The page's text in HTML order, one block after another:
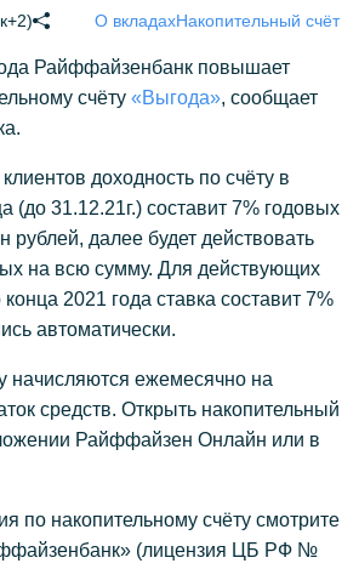
О вкладахНакопительный счёт
Райффайзенбанк повышает
счёту «Выгода», сообщает
доходность по счёту в
(до 31.12.21г.) составит 7% годовых
рублей, далее будет действовать
на всю сумму. Для действующих
2021 года ставка составит 7%
автоматически.
начисляются ежемесячно на
средств. Открыть накопительный
Райффайзен Онлайн или в
по накопительному счёту смотрите
(лицензия ЦБ РФ №